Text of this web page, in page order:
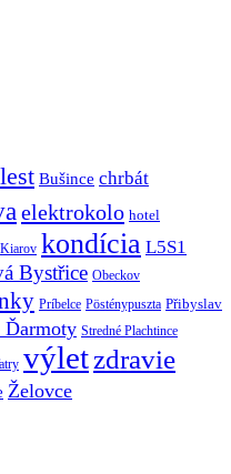
Bušince chrbát
elektrokolo hotel
Kiarov kondícia L5S1
Bystřice Obeckov
Príbelce Pösténypuszta Přibyslav
Ďarmoty Stredné Plachtince
výletzdravie
Želovce